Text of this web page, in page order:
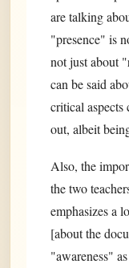
are talking
"presence" is
not just about
can be said
critical aspects
out, albeit
Also, the
the two
emphasizes a
[about the
"awareness"